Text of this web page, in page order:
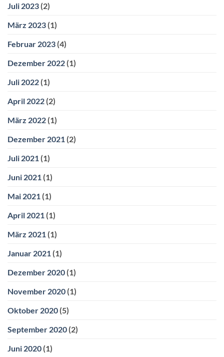
Juli 2023 (2)
März 2023 (1)
Februar 2023 (4)
Dezember 2022 (1)
Juli 2022 (1)
April 2022 (2)
März 2022 (1)
Dezember 2021 (2)
Juli 2021 (1)
Juni 2021 (1)
Mai 2021 (1)
April 2021 (1)
März 2021 (1)
Januar 2021 (1)
Dezember 2020 (1)
November 2020 (1)
Oktober 2020 (5)
September 2020 (2)
Juni 2020 (1)